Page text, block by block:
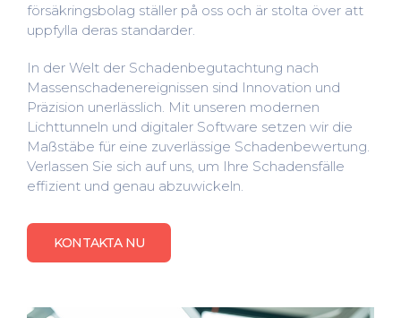
försäkringsbolag ställer på oss och är stolta över att
uppfylla deras standarder.
In der Welt der Schadenbegutachtung nach
Massenschadenereignissen sind Innovation und
Präzision unerlässlich. Mit unseren modernen
Lichttunneln und digitaler Software setzen wir die
Maßstäbe für eine zuverlässige Schadenbewertung.
Verlassen Sie sich auf uns, um Ihre Schadensfälle
effizient und genau abzuwickeln.
KONTAKTA NU